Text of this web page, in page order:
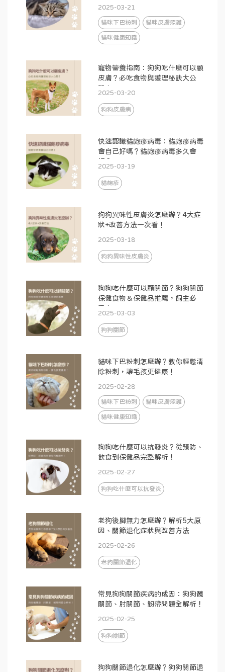
2025-03-21
貓咪下巴粉刺 貓咪皮膚照護
貓咪健康知識
寵物營養指南：狗狗吃什麼可以顧
皮膚？必吃食物與護理秘訣大公
開！
2025-03-20
狗狗皮膚病
快速認識貓皰疹病毒：貓皰疹病毒
會自己好嗎？貓皰疹病毒多久會
好？
2025-03-19
貓皰疹
狗狗異味性皮膚炎怎麼辦？4大症
狀+改善方法一次看！
2025-03-18
狗狗異味性皮膚炎
狗狗吃什麼可以顧關節？狗狗關節
保健食物＆保健品推薦，飼主必
看！
2025-03-03
狗狗關節
貓咪下巴粉刺怎麼辦？教你輕鬆清
除粉刺，讓毛孩更健康！
2025-02-28
貓咪下巴粉刺 貓咪皮膚照護
貓咪健康知識
狗狗吃什麼可以抗發炎？從預防、
飲食到保健品完整解析！
2025-02-27
狗狗吃什麼可以抗發炎
老狗後腳無力怎麼辦？解析5大原
因、關節退化症狀與改善方法
2025-02-26
老狗關節退化
常見狗狗關節疾病的成因：狗狗髖
關節、肘關節、韌帶問題全解析！
2025-02-25
狗狗關節
狗狗關節退化怎麼辦？狗狗關節退